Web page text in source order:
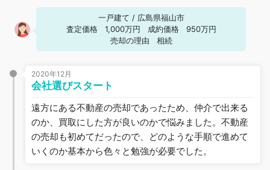
一戸建て / 広島県福山市
査定価格
1,000万円 成約価格
950万円
売却の理由
相続
2020年12月
会社選びスタート
遠方にある不動産の売却であったため、仲介で出来る
のか、買取にした方が良いのかで悩みました。不動産
の売却も初めてだったので、どのような手順で進めて
いくのか基本から色々と勉強が必要でした。